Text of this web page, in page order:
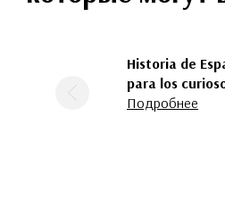
Historia de
para los
Подробнее
Предыдущая